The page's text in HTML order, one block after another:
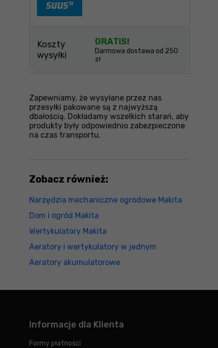
Koszty
wysyłki
GRATIS!
Darmowa dostawa od 250
zł
Zapewniamy, że wysyłane przez nas
przesyłki pakowane są z najwyższą
dbałością. Dokładamy wszelkich starań, aby
produkty były odpowiednio zabezpieczone
na czas transportu.
Zobacz również:
Narzędzia mechaniczne ogrodowe Makita
Dom i ogród Makita
Wertykulatory Makita
Aeratory i wertykulatory w jednym
Aeratory akumulatorowe
Informacje dla Klienta
Formy płatności